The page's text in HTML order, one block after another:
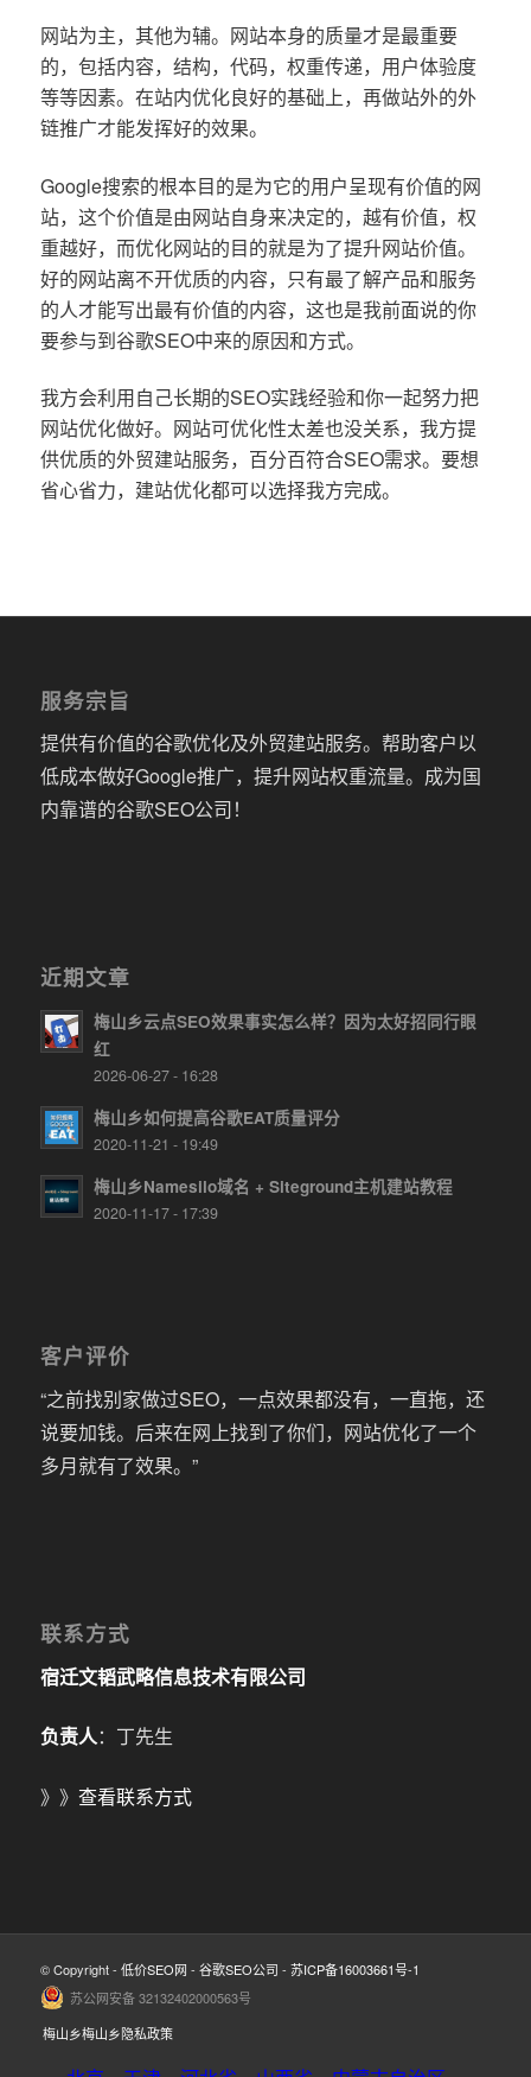
网站为主，其他为辅。网站本身的质量才是最重要
的，包括内容，结构，代码，权重传递，用户体验度
等等因素。在站内优化良好的基础上，再做站外的外
链推广才能发挥好的效果。
Google搜索的根本目的是为它的用户呈现有价值的网
站，这个价值是由网站自身来决定的，越有价值，权
重越好，而优化网站的目的就是为了提升网站价值。
好的网站离不开优质的内容，只有最了解产品和服务
的人才能写出最有价值的内容，这也是我前面说的你
要参与到谷歌SEO中来的原因和方式。
我方会利用自己长期的SEO实践经验和你一起努力把
网站优化做好。网站可优化性太差也没关系，我方提
供优质的外贸建站服务，百分百符合SEO需求。要想
省心省力，建站优化都可以选择我方完成。
服务宗旨
提供有价值的谷歌优化及外贸建站服务。帮助客户以
低成本做好Google推广，提升网站权重流量。成为国
内靠谱的谷歌SEO公司！
近期文章
梅山乡云点SEO效果事实怎么样？因为太好招同行眼
红
2026-06-27 - 16:28
梅山乡如何提高谷歌EAT质量评分
2020-11-21 - 19:49
梅山乡Namesilo域名 + Siteground主机建站教程
2020-11-17 - 17:39
客户评价
“之前找别家做过SEO，一点效果都没有，一直拖，还
说要加钱。后来在网上找到了你们，网站优化了一个
多月就有了效果。”
联系方式
宿迁文韬武略信息技术有限公司
负责人：丁先生
》》 查看联系方式
© Copyright - 低价SEO网 - 谷歌SEO公司 - 苏ICP备16003661号-1
苏公网安备 32132402000563号
梅山乡梅山乡隐私政策